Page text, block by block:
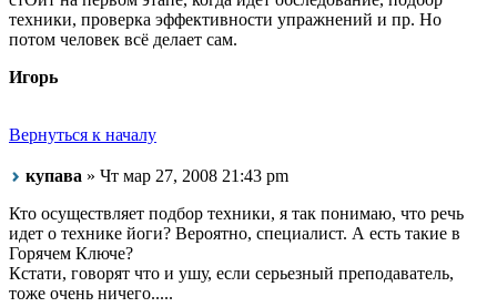
техники, проверка эффективности упражнений и пр. Но
потом человек всё делает сам.
Игорь
Вернуться к началу
купава » Чт мар 27, 2008 21:43 pm
Кто осуществляет подбор техники, я так понимаю, что речь
идет о технике йоги? Вероятно, специалист. А есть такие в
Горячем Ключе?
Кстати, говорят что и ушу, если серьезный преподаватель,
тоже очень ничего.....